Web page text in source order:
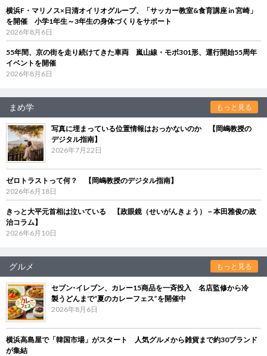
横浜F・マリノス×日清オイリオグループ、「サッカー教室&食育講座 in 宮崎」
を開催 小学1年生～3年生の身体づくりをサポート
2026年8月6日
55年間、京の街を走り続けてきた車両 嵐山線・モボ301形、運行開始55周年
イベントを開催
2026年8月6日
まめ学 もっと見る
写真に埋まっている位置情報はおっかないのか 【岡嶋教授の
デジタル指南】
2026年7月22日
ゼロトラストって何？ 【岡嶋教授のデジタル指南】
2026年6月18日
きっと大平元首相は泣いている 【政眼鏡（せいがんきょう）－本田雅俊の政
治コラム】
2026年6月10日
グルメ もっと見る
セブン‐イレブン、カレー15商品を一斉投入 名店監修から冷
製うどんまで“夏のカレーフェス”を開催中
2026年8月6日
横浜高島屋で「韓国市場」がスタート 人気グルメから雑貨まで約30ブランド
が集結